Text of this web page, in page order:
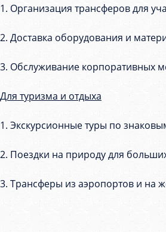
1. Организация трансферов для
2. Доставка оборудования и
3. Обслуживание корпоративных
Для туризма и отдыха
1. Экскурсионные туры по
2. Поездки на природу для
3. Трансферы из аэропортов и на